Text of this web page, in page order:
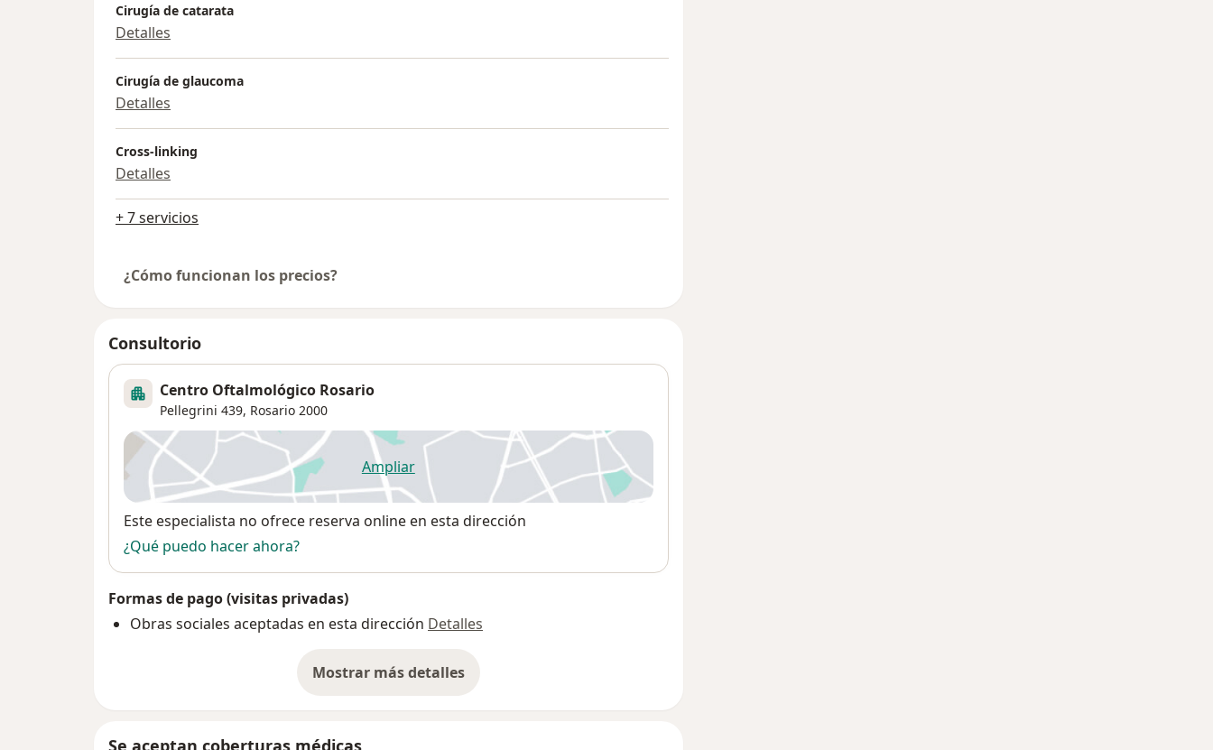
Cirugía de catarata
Detalles
Cirugía de glaucoma
Detalles
Cross-linking
Detalles
+ 7 servicios
¿Cómo funcionan los precios?
Consultorio
Centro Oftalmológico Rosario
Pellegrini 439, Rosario 2000
Ampliarse abre en una nueva pestaña
Disponibilidad
Este especialista no ofrece reserva online en esta dirección
¿Qué puedo hacer ahora?
Formas de pago (visitas privadas)
Obras sociales aceptadas en esta dirección Detalles
Mostrar más detalles
sobre la dirección
Se aceptan coberturas médicas